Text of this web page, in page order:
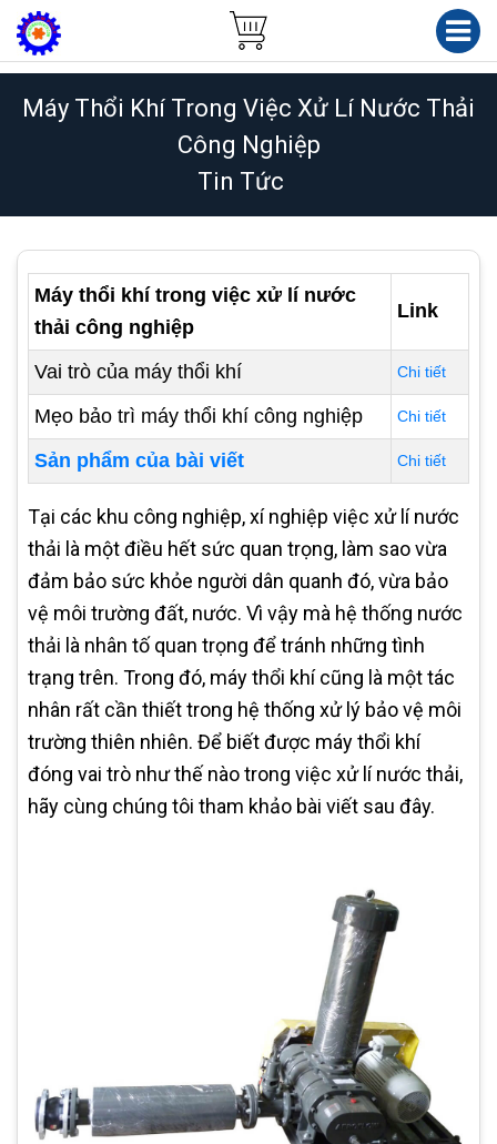
Máy Thổi Khí Trong Việc Xử Lí Nước Thải
Công Nghiệp
Tin Tức
Máy thổi khí trong việc xử lí nước
thải công nghiệp
Link
Vai trò của máy thổi khí Chi tiết
Mẹo bảo trì máy thổi khí công nghiệp Chi tiết
Sản phẩm của bài viết Chi tiết
Tại các khu công nghiệp, xí nghiệp việc xử lí nước
thải là một điều hết sức quan trọng, làm sao vừa
đảm bảo sức khỏe người dân quanh đó, vừa bảo
vệ môi trường đất, nước. Vì vậy mà hệ thống nước
thải là nhân tố quan trọng để tránh những tình
trạng trên. Trong đó, máy thổi khí cũng là một tác
nhân rất cần thiết trong hệ thống xử lý bảo vệ môi
trường thiên nhiên. Để biết được máy thổi khí
đóng vai trò như thế nào trong việc xử lí nước thải,
hãy cùng chúng tôi tham khảo bài viết sau đây.